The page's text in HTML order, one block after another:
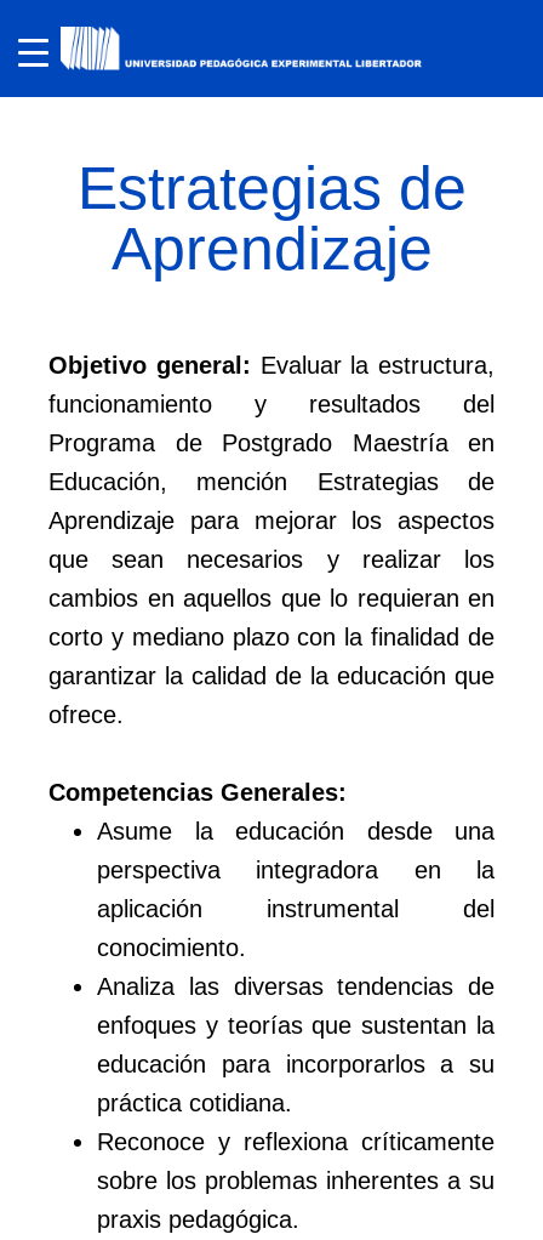
Estrategias de
Aprendizaje
Objetivo general: Evaluar la estructura,
funcionamiento y resultados del
Programa de Postgrado Maestría en
Educación, mención Estrategias de
Aprendizaje para mejorar los aspectos
que sean necesarios y realizar los
cambios en aquellos que lo requieran en
corto y mediano plazo con la finalidad de
garantizar la calidad de la educación que
ofrece.
Competencias Generales:
Asume la educación desde una
perspectiva integradora en la
aplicación instrumental del
conocimiento.
Analiza las diversas tendencias de
enfoques y teorías que sustentan la
educación para incorporarlos a su
práctica cotidiana.
Reconoce y reflexiona críticamente
sobre los problemas inherentes a su
praxis pedagógica.